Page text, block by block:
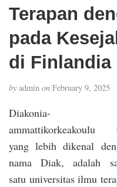
Terapan
pada
di Finlandia
by admin on February 9, 2025
Diakonia-
ammattikorkeakoulu
yang lebih dikenal
nama Diak, adalah
satu universitas ilmu